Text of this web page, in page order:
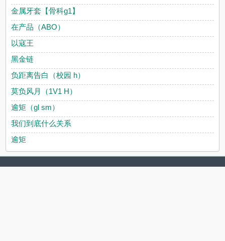
金属牙套【骨科g1】
在产品（ABO）
以寇王
黑金链
负距离告白（校园 h）
莫负风月（1V1 H）
逾矩（gl sm）
我们到底什么关系
逾矩